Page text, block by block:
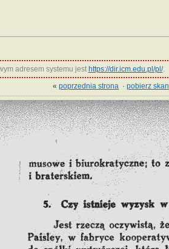
adresem systemu jest https://dir.icm.edu.pl/pl/.
«poprzednia strona ·pobierz skan